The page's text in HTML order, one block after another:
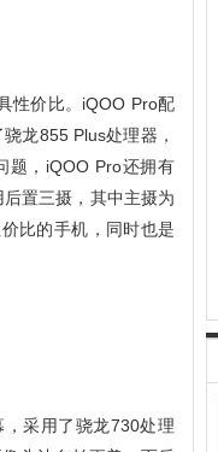
性价比。iQOO Pro配
龙855 Plus处理器，
题，iQOO Pro还拥有
置三摄，其中主摄为
比的手机，同时也是
采用了骁龙730处理